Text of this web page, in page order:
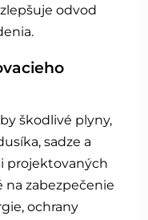
odvod
škodlivé plyny,
sadze a
projektovaných
na zabezpečenie
ochrany